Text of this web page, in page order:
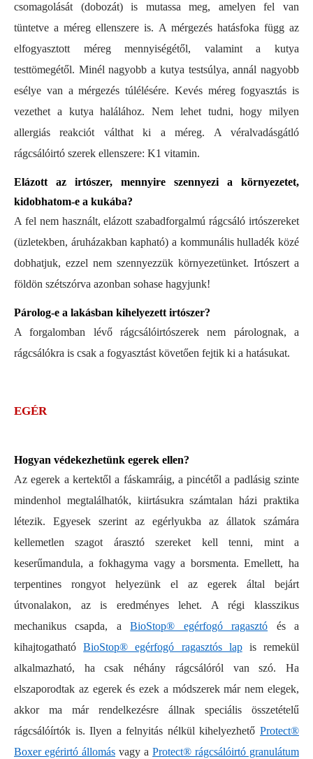
csomagolását (dobozát) is mutassa meg, amelyen fel van
tüntetve a méreg ellenszere is. A mérgezés hatásfoka függ az
elfogyasztott méreg mennyiségétől, valamint a kutya
testtömegétől. Minél nagyobb a kutya testsúlya, annál nagyobb
esélye van a mérgezés túlélésére. Kevés méreg fogyasztás is
vezethet a kutya halálához. Nem lehet tudni, hogy milyen
allergiás reakciót válthat ki a méreg. A véralvadásgátló
rágcsálóirtó szerek ellenszere: K1 vitamin.
Elázott az irtószer, mennyire szennyezi a környezetet,
kidobhatom-e a kukába?
A fel nem használt, elázott szabadforgalmú rágcsáló irtószereket
(üzletekben, áruházakban kapható) a kommunális hulladék közé
dobhatjuk, ezzel nem szennyezzük környezetünket. Irtószert a
földön szétszórva azonban sohase hagyjunk!
Párolog-e a lakásban kihelyezett irtószer?
A forgalomban lévő rágcsálóirtószerek nem párolognak, a
rágcsálókra is csak a fogyasztást követően fejtik ki a hatásukat.
EGÉR
Hogyan védekezhetünk egerek ellen?
Az egerek a kertektől a fáskamráig, a pincétől a padlásig szinte
mindenhol megtalálhatók, kiirtásukra számtalan házi praktika
létezik. Egyesek szerint az egérlyukba az állatok számára
kellemetlen szagot árasztó szereket kell tenni, mint a
keserűmandula, a fokhagyma vagy a borsmenta. Emellett, ha
terpentines rongyot helyezünk el az egerek által bejárt
útvonalakon, az is eredményes lehet. A régi klasszikus
mechanikus csapda, aBioStop® egérfogó ragasztó és a
kihajtogathatóBioStop® egérfogó ragasztós lapis remekül
alkalmazható, ha csak néhány rágcsálóról van szó. Ha
elszaporodtak az egerek és ezek a módszerek már nem elegek,
akkor ma már rendelkezésre állnak speciális összetételű
rágcsálóírtók is. Ilyen a felnyitás nélkül kihelyezhető Protect®
Boxer egérirtó állomás vagy a Protect® rágcsálóirtó granulátum